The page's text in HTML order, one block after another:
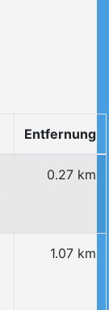
Entfernung
0.27 km
1.07 km